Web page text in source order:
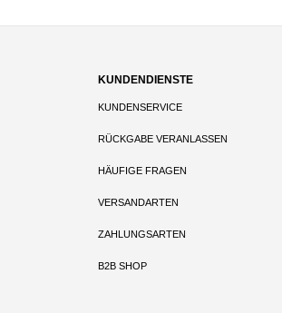
KUNDENDIENSTE
KUNDENSERVICE
RÜCKGABE VERANLASSEN
HÄUFIGE FRAGEN
VERSANDARTEN
ZAHLUNGSARTEN
B2B SHOP